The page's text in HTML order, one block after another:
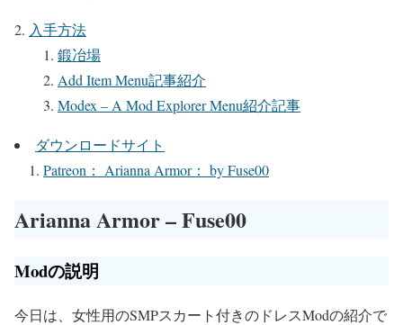
入手方法
鍛冶場
Add Item Menu記事紹介
Modex – A Mod Explorer Menu紹介記事
ダウンロードサイト
Patreon： Arianna Armor： by Fuse00
Arianna Armor – Fuse00
Modの説明
今日は、女性用のSMPスカート付きのドレスModの紹介で